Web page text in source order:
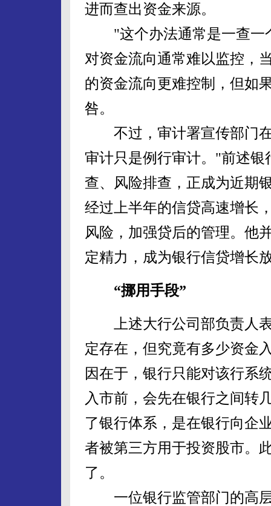
进而查出资金来源。
"这个办法通常是一查一
对资金流向通常难以监控，
的资金流向更难控制，但如
咎。
不过，审计署宣传部门在
审计只是例行审计。"前述
查、风险排查，正成为近期
经过上半年的信贷高速增长
风险，加强贷后的管理。他
定精力，成为银行信贷增长
“挪用手段”
上述大行公司部负责人表
定存在，但究竟有多少资金
因在于，银行只能对该行系
入市前，会先在银行之间转
了银行体系，是在银行向企
者被第三方用于投资股市。
了。
一位银行监管部门的高层